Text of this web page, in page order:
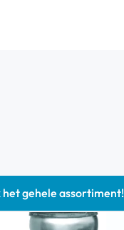
het gehele assortiment!